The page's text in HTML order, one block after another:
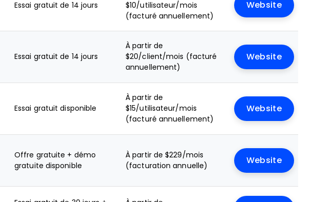
Essai gratuit de 14 jours
$10/utilisateur/mois
(facturé annuellement)
Website
Essai gratuit de 14 jours
À partir de
$20/client/mois (facturé
annuellement)
Website
Essai gratuit disponible
À partir de
$15/utilisateur/mois
(facturé annuellement)
Website
Offre gratuite + démo
gratuite disponible
À partir de $229/mois
(facturation annuelle)
Website